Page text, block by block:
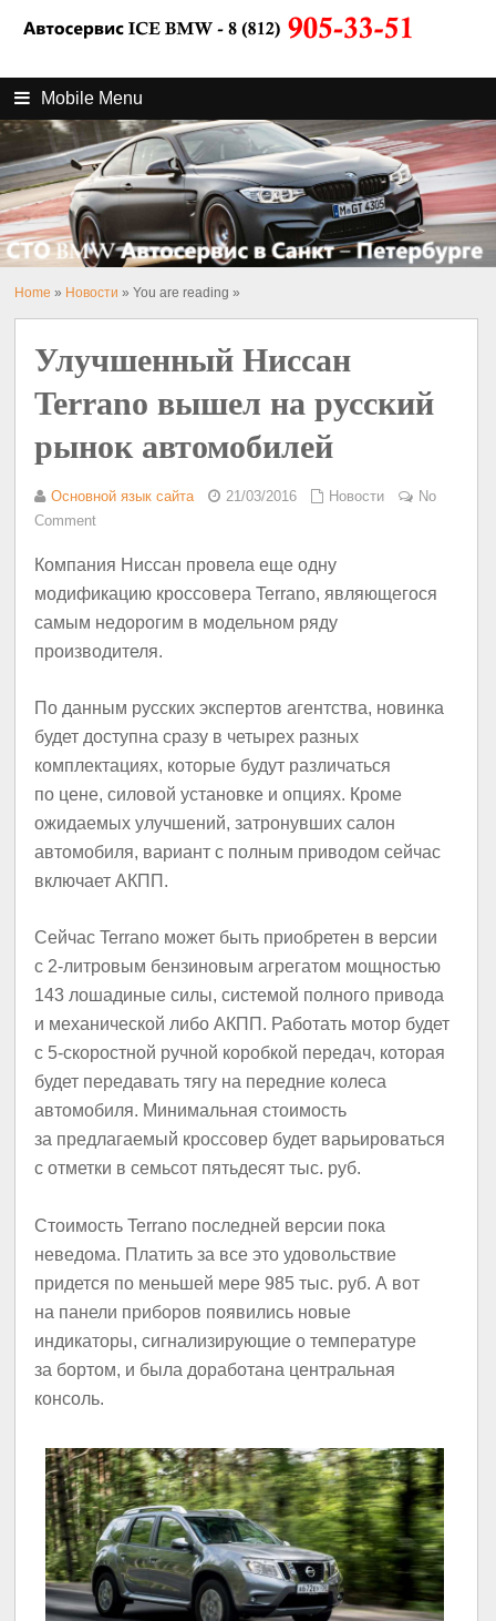
Mobile Menu
Home » Новости » You are reading »
Улучшенный Ниссан
Terrano вышел на русский
рынок автомобилей
Основной язык сайта 21/03/2016 Новости
No
Comment
Компания Ниссан провела еще одну
модификацию кроссовера Terrano, являющегося
самым недорогим в модельном ряду
производителя.
По данным русских экспертов агентства, новинка
будет доступна сразу в четырех разных
комплектациях, которые будут различаться
по цене, силовой установке и опциях. Кроме
ожидаемых улучшений, затронувших салон
автомобиля, вариант с полным приводом сейчас
включает АКПП.
Сейчас Terrano может быть приобретен в версии
с 2-литровым бензиновым агрегатом мощностью
143 лошадиные силы, системой полного привода
и механической либо АКПП. Работать мотор будет
с 5-скоростной ручной коробкой передач, которая
будет передавать тягу на передние колеса
автомобиля. Минимальная стоимость
за предлагаемый кроссовер будет варьироваться
с отметки в семьсот пятьдесят тыс. руб.
Стоимость Terrano последней версии пока
неведома. Платить за все это удовольствие
придется по меньшей мере 985 тыс. руб. А вот
на панели приборов появились новые
индикаторы, сигнализирующие о температуре
за бортом, и была доработана центральная
консоль.